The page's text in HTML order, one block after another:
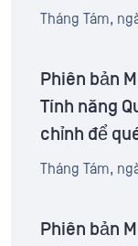
Tháng Tám,
Phiên bản
Tính năng
chỉnh để
Tháng Tám,
Phiên bản